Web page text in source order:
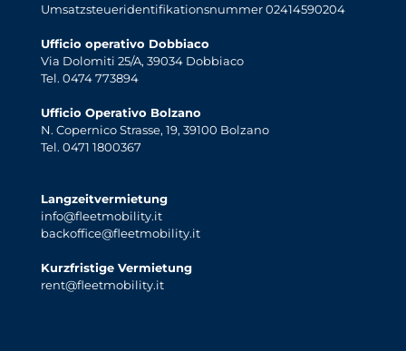
Umsatzsteueridentifikationsnummer 02414590204
Ufficio operativo Dobbiaco
Via Dolomiti 25/A, 39034 Dobbiaco
Tel. 0474 773894
Ufficio Operativo Bolzano
N. Copernico Strasse, 19, 39100 Bolzano
Tel. 0471 1800367
Langzeitvermietung
info@fleetmobility.it
backoffice@fleetmobility.it
Kurzfristige Vermietung
rent@fleetmobility.it